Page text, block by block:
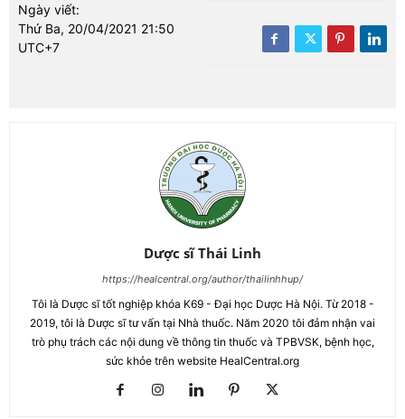
Ngày viết:
Thứ Ba, 20/04/2021 21:50
UTC+7
Dược sĩ Thái Linh
https://healcentral.org/author/thailinhhup/
Tôi là Dược sĩ tốt nghiệp khóa K69 - Đại học Dược Hà Nội. Từ 2018 -
2019, tôi là Dược sĩ tư vấn tại Nhà thuốc. Năm 2020 tôi đảm nhận vai
trò phụ trách các nội dung về thông tin thuốc và TPBVSK, bệnh học,
sức khỏe trên website HealCentral.org